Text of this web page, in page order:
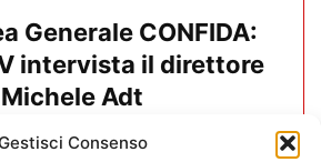
Consenso
Generale CONFIDA:
intervista il direttore
Michele Adt
19/06/2026